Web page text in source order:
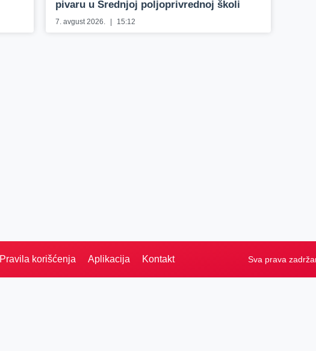
pivaru u Srednjoj poljoprivrednoj školi
7. avgust 2026. 15:12
Pravila korišćenja Aplikacija Kontakt Sva prava